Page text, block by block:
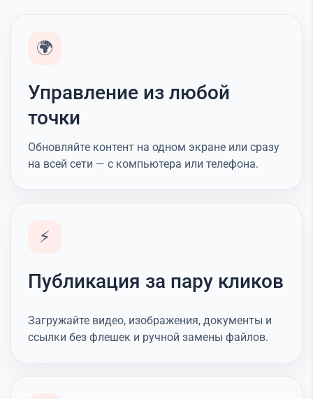
🌍
Управление из любой
точки
Обновляйте контент на одном экране или сразу
на всей сети — с компьютера или телефона.
⚡
Публикация за пару кликов
Загружайте видео, изображения, документы и
ссылки без флешек и ручной замены файлов.